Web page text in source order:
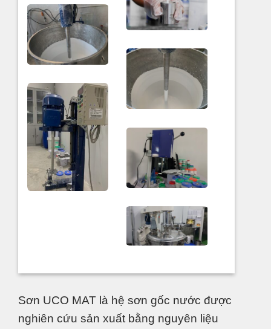
Sơn UCO MAT là hệ sơn gốc nước được
nghiên cứu sản xuất bằng nguyên liệu